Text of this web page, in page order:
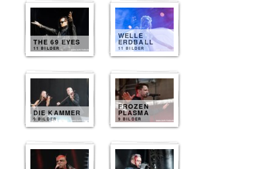
THE 69 EYES
11 BILDER
WELLE
ERDBALL
11 BILDER
DIE KAMMER
9 BILDER
FROZEN
PLASMA
9 BILDER